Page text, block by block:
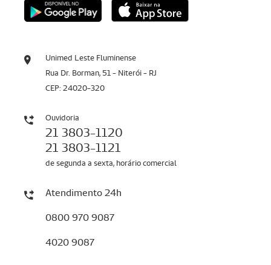
Unimed Leste Fluminense
Rua Dr. Borman, 51 - Niterói - RJ
CEP: 24020-320
Ouvidoria
21 3803-1120
21 3803-1121
de segunda a sexta, horário comercial
Atendimento 24h
0800 970 9087
4020 9087